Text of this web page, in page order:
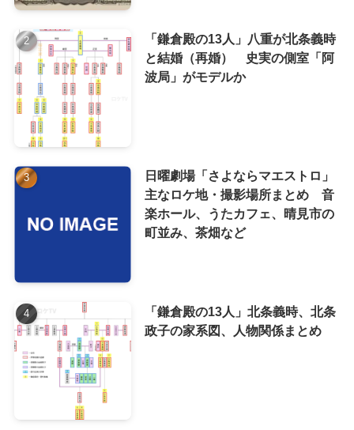
「鎌倉殿の13人」八重が北条義時
と結婚（再婚） 史実の側室「阿
波局」がモデルか
日曜劇場「さよならマエストロ」
主なロケ地・撮影場所まとめ 音
楽ホール、うたカフェ、晴見市の
町並み、茶畑など
「鎌倉殿の13人」北条義時、北条
政子の家系図、人物関係まとめ